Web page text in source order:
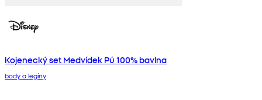
Kojenecký set Medvídek Pú 100% bavlna
body a legíny